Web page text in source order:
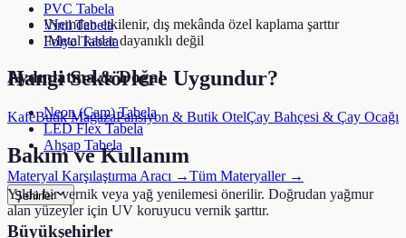
PVC Tabela
Vinil Tabela
Folyo Tabela
Aydınlatma & Doğal
Neon (Cam) Tabela
LED Flex Tabela
Ahşap Tabela
Materyal Karşılaştırma Aracı →Tüm Materyaller →
Şehirler
Büyükşehirler
!Nemden etkilenir, dış mekânda özel kaplama şarttır
!Metal kadar dayanıklı değil
Hangi Sektörlere Uygundur?
KafeButik MağazaPansiyon & Butik OtelÇay Bahçesi & Çay Ocağı
Bakım ve Kullanım
Yılda bir vernik veya yağ yenilemesi önerilir. Doğrudan yağmur
alan yüzeyler için UV koruyucu vernik şarttır.